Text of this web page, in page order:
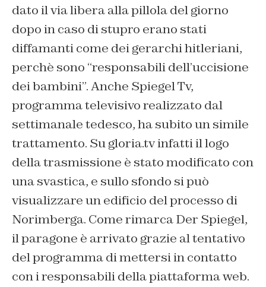
dato il via libera alla pillola del giorno
dopo in caso di stupro erano stati
diffamanti come dei gerarchi hitleriani,
perchè sono “responsabili dell’uccisione
dei bambini”. Anche Spiegel Tv,
programma televisivo realizzato dal
settimanale tedesco, ha subito un simile
trattamento. Su gloria.tv infatti il logo
della trasmissione è stato modificato con
una svastica, e sullo sfondo si può
visualizzare un edificio del processo di
Norimberga. Come rimarca Der Spiegel,
il paragone è arrivato grazie al tentativo
del programma di mettersi in contatto
con i responsabili della piattaforma web.